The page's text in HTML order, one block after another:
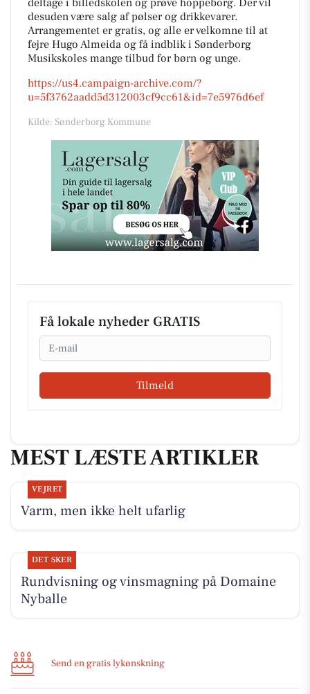
deltage i billedskolen og prøve hoppeborg. Der vil
desuden være salg af pølser og drikkevarer.
Arrangementet er gratis, og alle er velkomne til at
fejre Hugo Almeida og få indblik i Sønderborg
Musikskoles mange tilbud for børn og unge.
https://us4.campaign-archive.com/?
u=5f3762aadd5d312003cf9cc61&id=7e5976d6ef
Kilde: Sønderborg Kommune
Få lokale nyheder GRATIS
Email
Tilmeld
MEST LÆSTE ARTIKLER
VEJRET
Varm, men ikke helt ufarlig
DET SKER
Rundvisning og vinsmagning på Domaine
Nyballe
Send en gratis lykønskning